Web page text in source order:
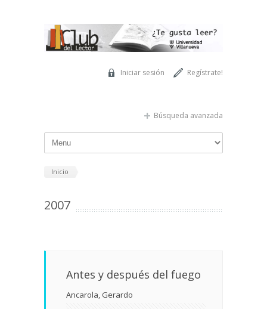
Regístrate!
Iniciar sesión
Búsqueda avanzada
Inicio
2007
Antes y después del fuego
Ancarola, Gerardo